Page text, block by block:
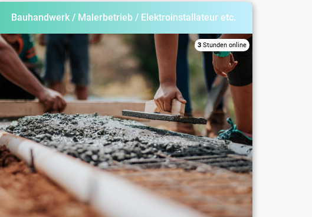
Bauhandwerk / Malerbetrieb / Elektroinstallateur etc.
3Stunden online